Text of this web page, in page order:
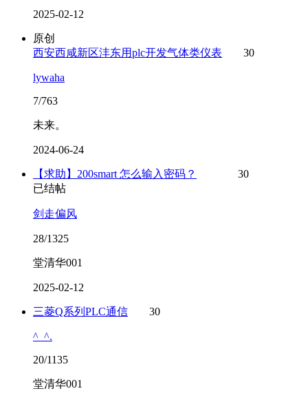
2025-02-12
原创
西安西咸新区沣东用plc开发气体类仪表
30
lywaha
7/763
未来。
2024-06-24
【求助】200smart 怎么输入密码？
30
已结帖
剑走偏风
28/1325
堂清华001
2025-02-12
三菱Q系列PLC通信 30
^_^.
20/1135
堂清华001